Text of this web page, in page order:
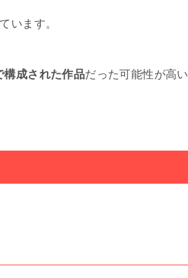
います。
構成された作品だった可能性が高い